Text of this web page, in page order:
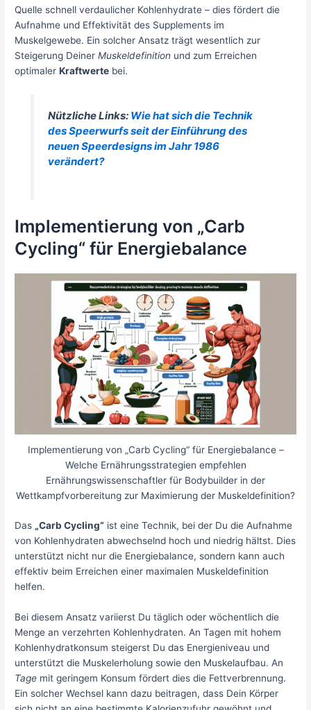
Quelle schnell verdaulicher Kohlenhydrate – dies fördert die
Aufnahme und Effektivität des Supplements im
Muskelgewebe. Ein solcher Ansatz trägt wesentlich zur
Steigerung DeinerMuskeldefinition und zum Erreichen
optimalerKraftwerte bei.
Nützliche Links: Wie hat sich die Technik
des Speerwurfs seit der Einführung des
neuen Speerdesigns im Jahr 1986
verändert?
Implementierung von „Carb
Cycling“ für Energiebalance
Implementierung von „Carb Cycling“ für Energiebalance –
Welche Ernährungsstrategien empfehlen
Ernährungswissenschaftler für Bodybuilder in der
Wettkampfvorbereitung zur Maximierung der Muskeldefinition?
Das „Carb Cycling“ ist eine Technik, bei der Du die Aufnahme
von Kohlenhydraten abwechselnd hoch und niedrig hältst. Dies
unterstützt nicht nur die Energiebalance, sondern kann auch
effektiv beim Erreichen einer maximalen Muskeldefinition
helfen.
Bei diesem Ansatz variierst Du täglich oder wöchentlich die
Menge an verzehrten Kohlenhydraten. An Tagen mit hohem
Kohlenhydratkonsum steigerst Du das Energieniveau und
unterstützt die Muskelerholung sowie den Muskelaufbau. An
Tage mit geringem Konsum fördert dies die Fettverbrennung.
Ein solcher Wechsel kann dazu beitragen, dass Dein Körper